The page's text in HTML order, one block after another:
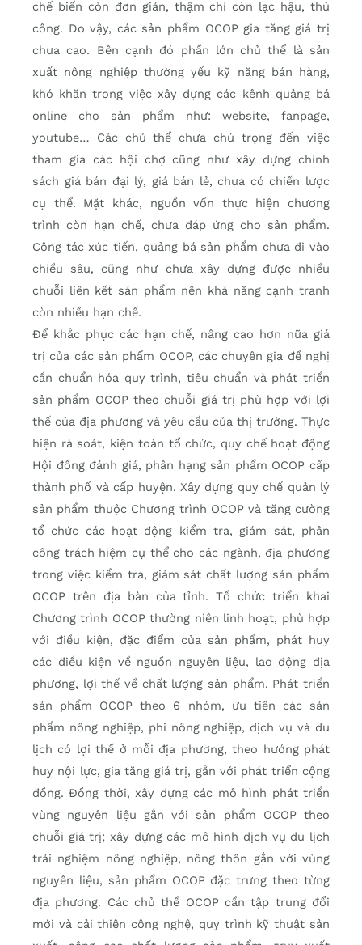
chế biến còn đơn giản, thậm chí còn lạc hậu, thủ
công. Do vậy, các sản phẩm OCOP gia tăng giá trị
chưa cao. Bên cạnh đó phần lớn chủ thể là sản
xuất nông nghiệp thường yếu kỹ năng bán hàng,
khó khăn trong việc xây dựng các kênh quảng bá
online cho sản phẩm như: website, fanpage,
youtube… Các chủ thể chưa chú trọng đến việc
tham gia các hội chợ cũng như xây dựng chính
sách giá bán đại lý, giá bán lẻ, chưa có chiến lược
cụ thể. Mặt khác, nguồn vốn thực hiện chương
trình còn hạn chế, chưa đáp ứng cho sản phẩm.
Công tác xúc tiến, quảng bá sản phẩm chưa đi vào
chiều sâu, cũng như chưa xây dựng được nhiều
chuỗi liên kết sản phẩm nên khả năng cạnh tranh
còn nhiều hạn chế.
Để khắc phục các hạn chế, nâng cao hơn nữa giá
trị của các sản phẩm OCOP, các chuyên gia đề nghị
cần chuẩn hóa quy trình, tiêu chuẩn và phát triển
sản phẩm OCOP theo chuỗi giá trị phù hợp với lợi
thế của địa phương và yêu cầu của thị trường. Thực
hiện rà soát, kiện toàn tổ chức, quy chế hoạt động
Hội đồng đánh giá, phân hạng sản phẩm OCOP cấp
thành phố và cấp huyện. Xây dựng quy chế quản lý
sản phẩm thuộc Chương trình OCOP và tăng cường
tổ chức các hoạt động kiểm tra, giám sát, phân
công trách hiệm cụ thể cho các ngành, địa phương
trong việc kiểm tra, giám sát chất lượng sản phẩm
OCOP trên địa bàn của tỉnh. Tổ chức triển khai
Chương trình OCOP thường niên linh hoạt, phù hợp
với điều kiện, đặc điểm của sản phẩm, phát huy
các điều kiện về nguồn nguyên liệu, lao động địa
phương, lợi thế về chất lượng sản phẩm. Phát triển
sản phẩm OCOP theo 6 nhóm, ưu tiên các sản
phẩm nông nghiệp, phi nông nghiệp, dịch vụ và du
lịch có lợi thế ở mỗi địa phương, theo hướng phát
huy nội lực, gia tăng giá trị, gắn với phát triển cộng
đồng. Đồng thời, xây dựng các mô hình phát triển
vùng nguyên liệu gắn với sản phẩm OCOP theo
chuỗi giá trị; xây dựng các mô hình dịch vụ du lịch
trải nghiệm nông nghiệp, nông thôn gắn với vùng
nguyên liệu, sản phẩm OCOP đặc trưng theo từng
địa phương. Các chủ thể OCOP cần tập trung đổi
mới và cải thiện công nghệ, quy trình kỹ thuật sản